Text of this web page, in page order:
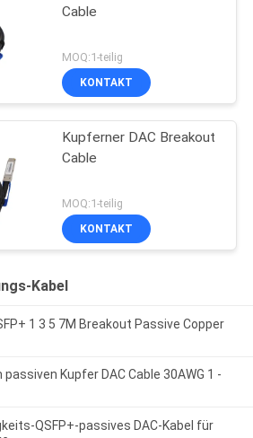
Cable
MOQ:1-teilig
KONTAKT
Kupferner DAC Breakout
Cable
MOQ:1-teilig
KONTAKT
Kabel
1 3 5 7M Breakout Passive Copper
passiven Kupfer DAC Cable 30AWG 1 -
QSFP+-passives DAC-Kabel für